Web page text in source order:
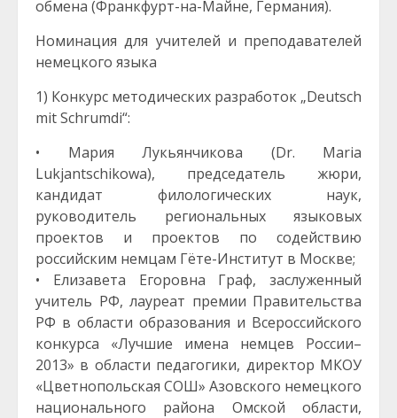
обмена (Франкфурт-на-Майне, Германия).
Номинация для учителей и преподавателей
немецкого языка
1) Конкурс методических разработок „Deutsch
mit Schrumdi“:
• Мария Лукьянчикова (Dr. Maria
Lukjantschikowa), председатель жюри,
кандидат филологических наук,
руководитель региональных языковых
проектов и проектов по содействию
российским немцам Гёте-Институт в Москве;
• Елизавета Егоровна Граф, заслуженный
учитель РФ, лауреат премии Правительства
РФ в области образования и Всероссийского
конкурса «Лучшие имена немцев России–
2013» в области педагогики, директор МКОУ
«Цветнопольская СОШ» Азовского немецкого
национального района Омской области,